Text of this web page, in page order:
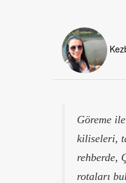
Göreme
kiliseleri,
rehberde,
rotaları